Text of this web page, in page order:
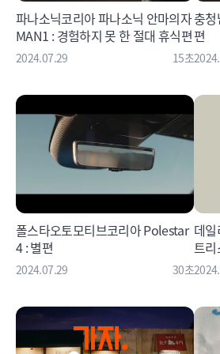
파나소닉코리아 파나소닉 안마의자
MAN1 : 경험하지 못 한 절대 휴식편
2024.07.29 15초
충청
편
폴스타오토모티브코리아 Polestar
4 : 별편
2024.07.29 30초
데
트리